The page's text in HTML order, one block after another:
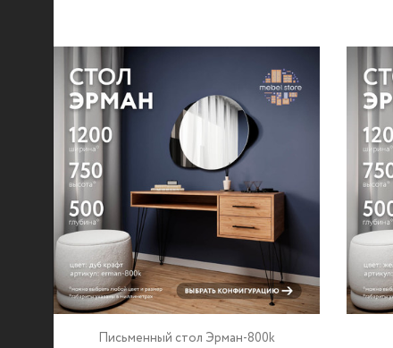
Письменный стол Эрман-800k